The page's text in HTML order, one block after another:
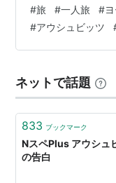
記録から発せられ
りにした瞬間でし
では見る気になり
が出てくるんです
く「生き延びるた
#旅 #一人旅 #
#アウシュビッツ
ネットで話題
833 ブックマーク
NスペPlus アウシ
の告白